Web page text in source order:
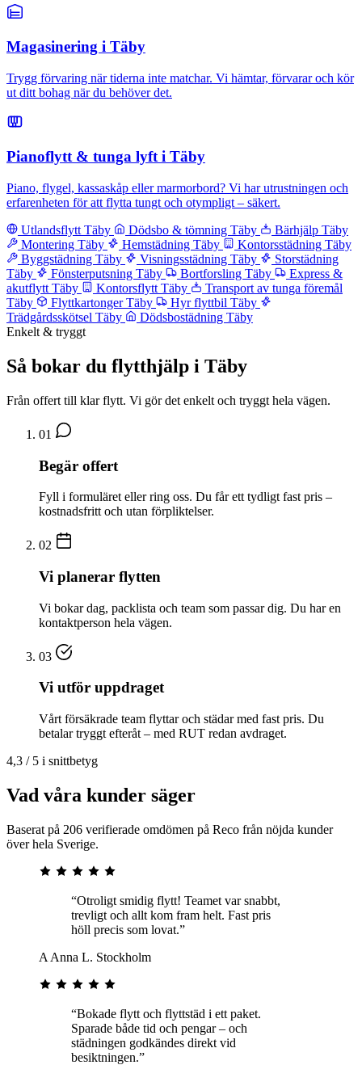
Magasinering i Täby
Trygg förvaring när tiderna inte matchar. Vi hämtar, förvarar och kör
ut ditt bohag när du behöver det.
Pianoflytt & tunga lyft i Täby
Piano, flygel, kassaskåp eller marmorbord? Vi har utrustningen och
erfarenheten för att flytta tungt och otympligt – säkert.
Utlandsflytt Täby
Dödsbo & tömning Täby
Bärhjälp Täby
Montering Täby
Hemstädning Täby
Kontorsstädning Täby
Byggstädning Täby
Visningsstädning Täby
Storstädning
Täby
Fönsterputsning Täby Bortforsling Täby
Express &
akutflytt Täby
Kontorsflytt Täby
Transport av tunga föremål
Täby
Flyttkartonger Täby
Hyr flyttbil Täby
Trädgårdsskötsel Täby
Dödsbostädning Täby
Enkelt & tryggt
Så bokar du flytthjälp i Täby
Från offert till klar flytt. Vi gör det enkelt och tryggt hela vägen.
01
Begär offert
Fyll i formuläret eller ring oss. Du får ett tydligt fast pris –
kostnadsfritt och utan förpliktelser.
02
Vi planerar flytten
Vi bokar dag, packlista och team som passar dig. Du har en
kontaktperson hela vägen.
03
Vi utför uppdraget
Vårt försäkrade team flyttar och städar med fast pris. Du
betalar tryggt efteråt – med RUT redan avdraget.
4,3 / 5 i snittbetyg
Vad våra kunder säger
Baserat på 206 verifierade omdömen på Reco från nöjda kunder
över hela Sverige.
“Otroligt smidig flytt! Teamet var snabbt,
trevligt och allt kom fram helt. Fast pris
höll precis som lovat.”
A Anna L. Stockholm
“Bokade flytt och flyttstäd i ett paket.
Sparade både tid och pengar – och
städningen godkändes direkt vid
besiktningen.”